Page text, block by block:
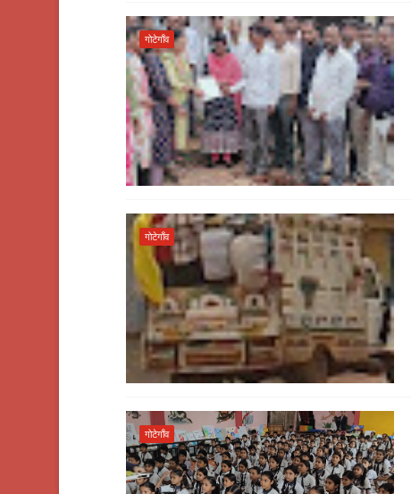
गोटेगाँव
गोटेगाँव
गोटेगाँव